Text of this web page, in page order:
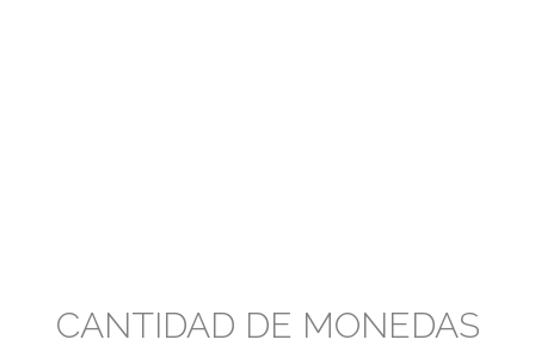
CANTIDAD DE MONEDAS